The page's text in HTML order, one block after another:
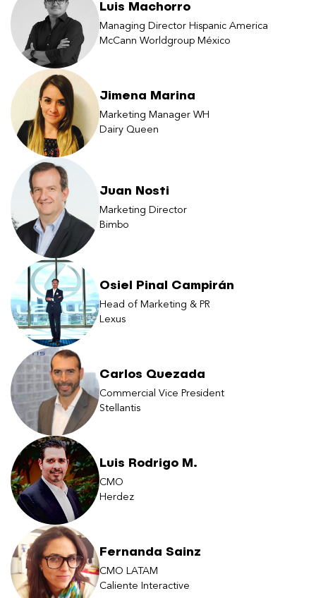
Luis Machorro
Managing Director Hispanic America
McCann Worldgroup México
Jimena Marina
Marketing Manager WH
Dairy Queen
Juan Nosti
Marketing Director
Bimbo
Osiel Pinal Campirán
Head of Marketing & PR
Lexus
Carlos Quezada
Commercial Vice President
Stellantis
Luis Rodrigo M.
CMO
Herdez
Fernanda Sainz
CMO LATAM
Caliente Interactive